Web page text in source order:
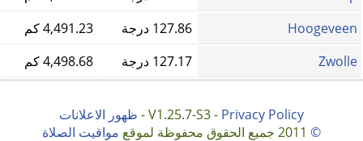
Hoogeveen
127.86 درجة
4,491.23 كم
Zwolle
127.17 درجة 4,498.68 كم
V1.25.7-S3 - Privacy Policy
- ظهور الاعلانات
©
مواقيت الصلاة